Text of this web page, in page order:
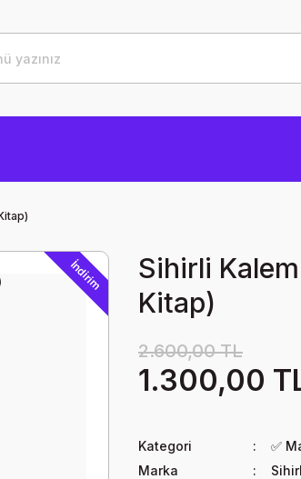
İndirim
Sihirli
Kitap)
2.600,00 TL
1.300,00
Kategori
✅
Marka